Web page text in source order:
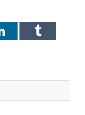
LinkedInTumblr